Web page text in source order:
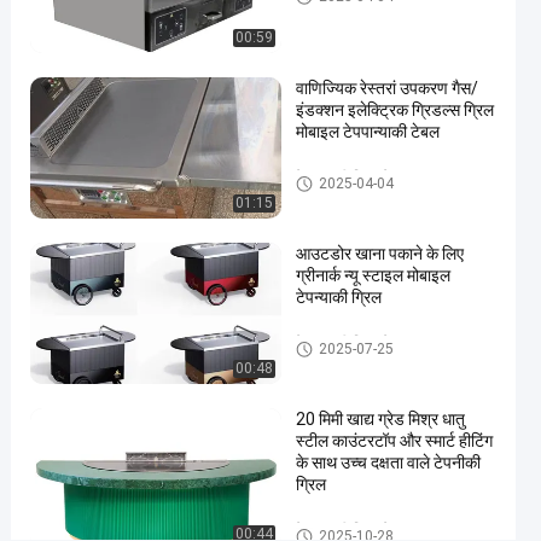
#
टेबल
ग्रिल
#
टेपपानाकी
ग्रिल
कुकटॉप में
निर्मित
2
वो
ल्ट
खा
00:59
01:15
वाणिज्यिक रेस्तरां उपकरण गैस/
इंडक्शन इलेक्ट्रिक ग्रिडल्स ग्रिल
मोबाइल टेपपान्याकी टेबल
टेपपानाकी ग्रिल टेबल
2025-04-04
00:48
आउटडोर खाना पकाने के लिए
ग्रीनार्क न्यू स्टाइल मोबाइल
टेपन्याकी ग्रिल
टेपपानाकी ग्रिल टेबल
2025-07-25
00:44
20 मिमी खाद्य ग्रेड मिश्र धातु
स्टील काउंटरटॉप और स्मार्ट हीटिंग
के साथ उच्च दक्षता वाले टेपनीकी
ग्रिल
टेपपानाकी ग्रिल टेबल
2025-10-28